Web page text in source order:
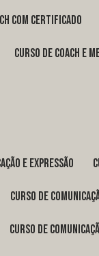
com certificado
curso de coach e
e expressão
curso de
curso de